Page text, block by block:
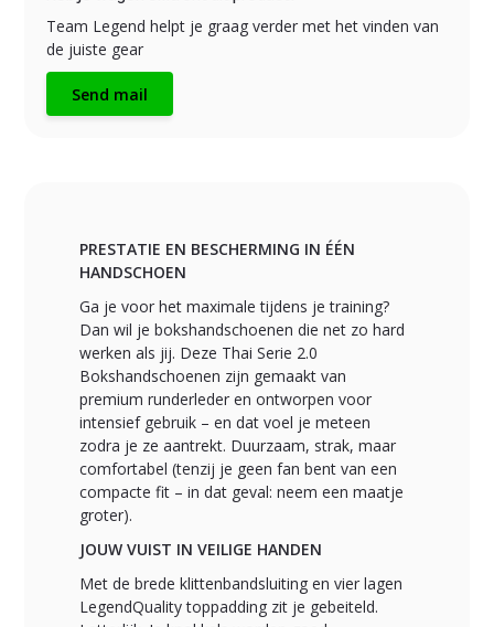
Team Legend helpt je graag verder met het vinden van
de juiste gear
Send mail
PRESTATIE EN BESCHERMING IN ÉÉN
HANDSCHOEN
Ga je voor het maximale tijdens je training?
Dan wil je bokshandschoenen die net zo hard
werken als jij. Deze Thai Serie 2.0
Bokshandschoenen zijn gemaakt van
premium runderleder en ontworpen voor
intensief gebruik – en dat voel je meteen
zodra je ze aantrekt. Duurzaam, strak, maar
comfortabel (tenzij je geen fan bent van een
compacte fit – in dat geval: neem een maatje
groter).
JOUW VUIST IN VEILIGE HANDEN
Met de brede klittenbandsluiting en vier lagen
LegendQuality toppadding zit je gebeiteld.